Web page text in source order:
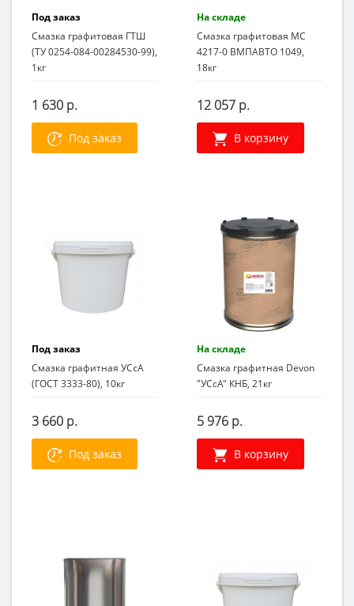
Под заказ
Смазка графитовая ГТШ
(ТУ 0254-084-00284530-99),
1кг
1 630 р.
Под заказ
На складе
Смазка графитовая МС
4217-0 ВМПАВТО 1049,
18кг
12 057 р.
В корзину
Под заказ
Смазка графитная УСсА
(ГОСТ 3333-80), 10кг
3 660 р.
Под заказ
На складе
Смазка графитная Devon
"УСсА" КНБ, 21кг
5 976 р.
В корзину